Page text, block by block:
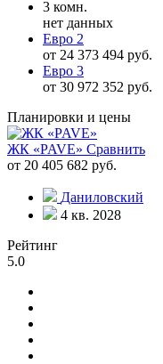
3 комн.
нет данных
Евро 2
от 24 373 494 руб.
Евро 3
от 30 972 352 руб.
Планировки и цены
ЖК «PAVE» Сравнить
от 20 405 682 руб.
Даниловский
4 кв. 2028
Рейтинг
5.0